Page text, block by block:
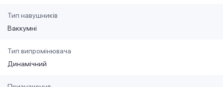
Тип навушників
Ваккумні
Тип випромінювача
Динамічний